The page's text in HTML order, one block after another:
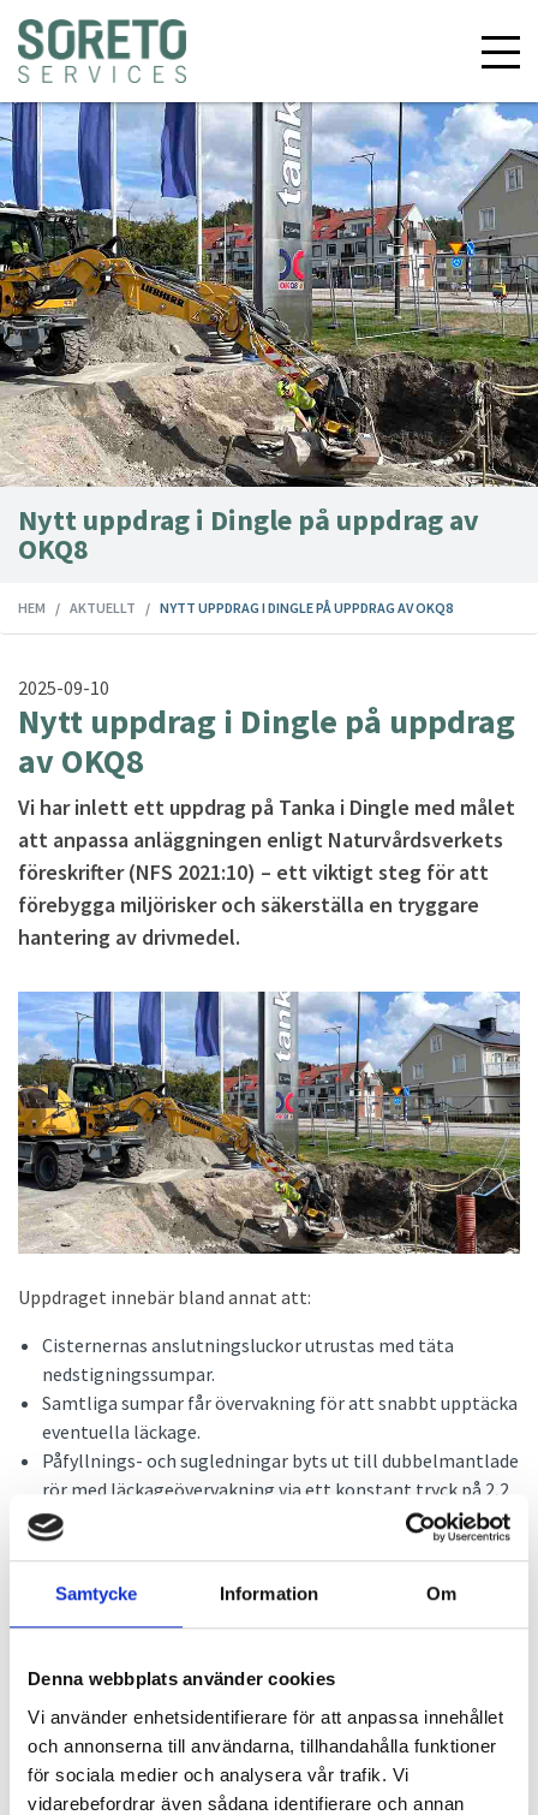
Samtycke Information Om
Denna webbplats använder cookies
Vi använder enhetsidentifierare för att anpassa innehållet
och annonserna till användarna, tillhandahålla funktioner
för sociala medier och analysera vår trafik. Vi
vidarebefordrar även sådana identifierare och annan
Nytt uppdrag i Dingle på uppdrag av
OKQ8
HEM AKTUELLT NYTT UPPDRAG I DINGLE PÅ UPPDRAG AV OKQ8
2025-09-10
Nytt uppdrag i Dingle på uppdrag
av OKQ8
Vi har inlett ett uppdrag på Tanka i Dingle med målet
att anpassa anläggningen enligt Naturvårdsverkets
föreskrifter (NFS 2021:10) – ett viktigt steg för att
förebygga miljörisker och säkerställa en tryggare
hantering av drivmedel.
Uppdraget innebär bland annat att:
Cisternernas anslutningsluckor utrustas med täta
nedstigningssumpar.
Samtliga sumpar får övervakning för att snabbt upptäcka
eventuella läckage.
Påfyllnings- och sugledningar byts ut till dubbelmantlade
rör med läckageövervakning via ett konstant tryck på 2,2
bar.
Täta sumpar installeras under drivmedelspumparna, med
med läckageövervakning.
Spillzoner där bilar och tankbil vistas anpassas och
Detta är ett betydelsefullt arbete för att säkerställa att
anläggningen uppfyller de krav som gäller inom ett
vattenskyddsområde – och därmed bidrar till att skydda vår
miljö från potentiella risker.